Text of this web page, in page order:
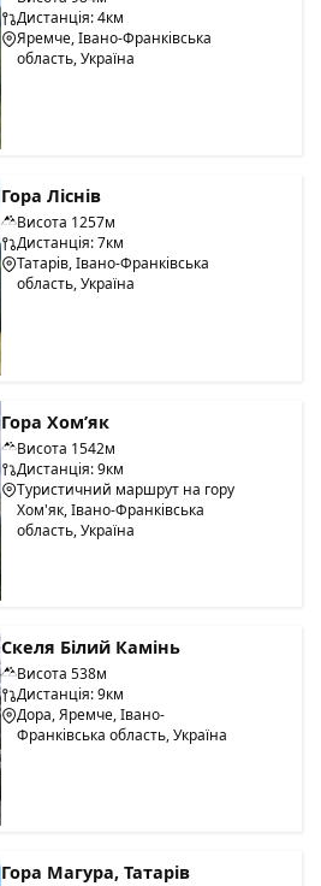
Дистанція: 4км
Яремче, Івано-Франківська
область, Україна
Гора Ліснів
Висота 1257м
Дистанція: 7км
Татарів, Івано-Франківська
область, Україна
Гора Хом’як
Висота 1542м
Дистанція: 9км
Туристичний маршрут на гору
Хом'як, Івано-Франківська
область, Україна
Скеля Білий Камінь
Висота 538м
Дистанція: 9км
Дора, Яремче, Івано-
Франківська область, Україна
Гора Магура, Татарів